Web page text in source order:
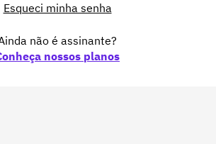
Esqueci minha senha
não é assinante?
nossos planos